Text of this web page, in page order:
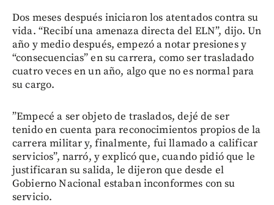
Dos meses después iniciaron los atentados contra su
vida. “Recibí una amenaza directa del ELN”, dijo. Un
año y medio después, empezó a notar presiones y
“consecuencias” en su carrera, como ser trasladado
cuatro veces en un año, algo que no es normal para
su cargo.
”Empecé a ser objeto de traslados, dejé de ser
tenido en cuenta para reconocimientos propios de la
carrera militar y, finalmente, fui llamado a calificar
servicios”, narró, y explicó que, cuando pidió que le
justificaran su salida, le dijeron que desde el
Gobierno Nacional estaban inconformes con su
servicio.